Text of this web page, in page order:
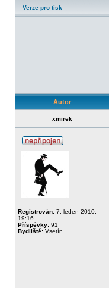
Verze pro tisk
Autor
xmirek
Registrován: 7. leden 2010,
19:16
Příspěvky: 91
Bydliště: Vsetín